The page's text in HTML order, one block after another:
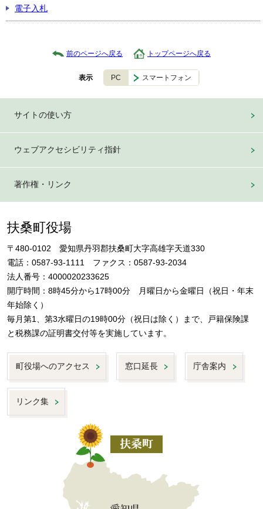
電子入札
前のページへ戻る トップページへ戻る
表示 PC スマートフォン
サイトの使い方
ウェブアクセシビリティ指針
著作権・リンク
扶桑町役場
〒480-0102 愛知県丹羽郡扶桑町大字高雄字天道330
電話：0587-93-1111 ファクス：0587-93-2034
法人番号：4000020233625
開庁時間：8時45分から17時00分 月曜日から金曜日（祝日・年末
年始除く）
毎月第1、第3水曜日の19時00分（祝日は除く）まで、戸籍保険課
と税務課の証明書交付等を実施しています。
町役場へのアクセス 窓口延長 庁舎案内
リンク集